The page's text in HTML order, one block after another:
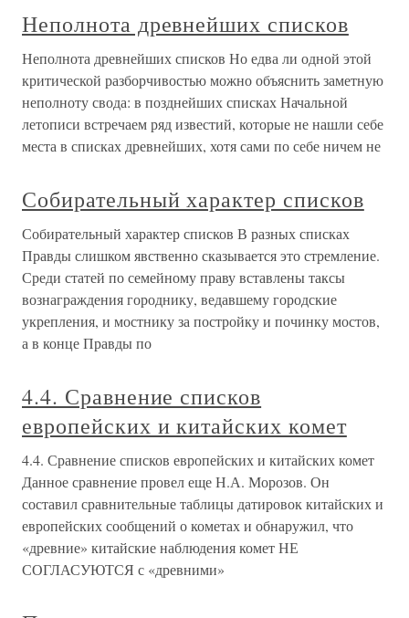
Неполнота древнейших списков
Неполнота древнейших списков Но едва ли одной этой
критической разборчивостью можно объяснить заметную
неполноту свода: в позднейших списках Начальной
летописи встречаем ряд известий, которые не нашли себе
места в списках древнейших, хотя сами по себе ничем не
Собирательный характер списков
Собирательный характер списков В разных списках
Правды слишком явственно сказывается это стремление.
Среди статей по семейному праву вставлены таксы
вознаграждения городнику, ведавшему городские
укрепления, и мостнику за постройку и починку мостов,
а в конце Правды по
4.4. Сравнение списков
европейских и китайских комет
4.4. Сравнение списков европейских и китайских комет
Данное сравнение провел еще Н.А. Морозов. Он
составил сравнительные таблицы датировок китайских и
европейских сообщений о кометах и обнаружил, что
«древние» китайские наблюдения комет НЕ
СОГЛАСУЮТСЯ с «древними»